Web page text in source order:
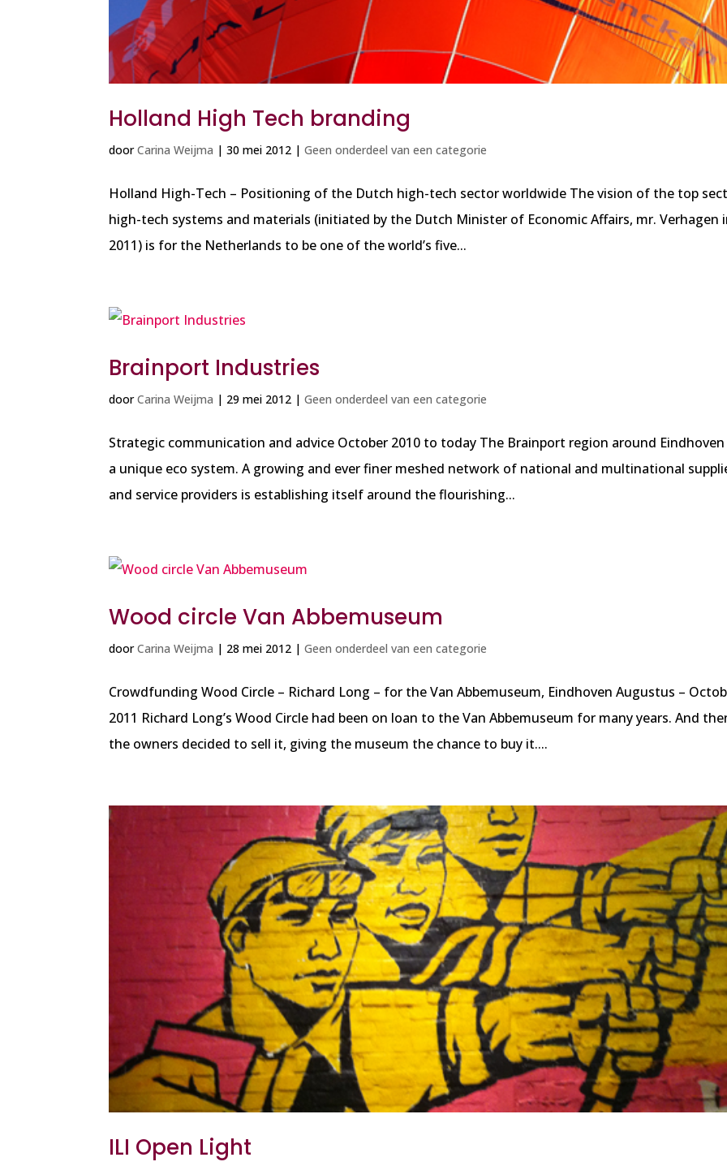
Holland High Tech branding
doorCarina Weijma |30 mei 2012 |Geen onderdeel van een categorie
Holland High-Tech – Positioning of the Dutch high-tech sector worldwide The vision of the top
high-tech systems and materials (initiated by the Dutch Minister of Economic Affairs, mr. Verhagen
2011) is for the Netherlands to be one of the world’s five...
Brainport Industries
doorCarina Weijma | 29 mei 2012 |Geen onderdeel van een categorie
Strategic communication and advice October 2010 to today The Brainport region around Eindhoven
a unique eco system. A growing and ever finer meshed network of national and multinational
and service providers is establishing itself around the flourishing...
Wood circle Van Abbemuseum
doorCarina Weijma | 28 mei 2012 |Geen onderdeel van een categorie
Crowdfunding Wood Circle – Richard Long – for the Van Abbemuseum, Eindhoven Augustus –
2011 Richard Long’s Wood Circle had been on loan to the Van Abbemuseum for many years. And
the owners decided to sell it, giving the museum the chance to buy it....
ILI Open Light